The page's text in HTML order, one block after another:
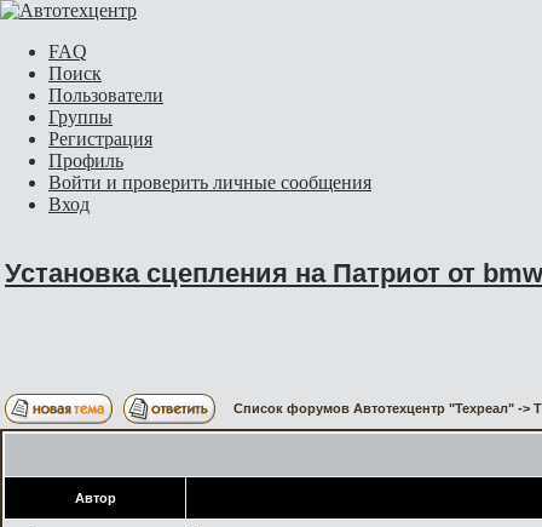
FAQ
Поиск
Пользователи
Группы
Регистрация
Профиль
Войти и проверить личные сообщения
Вход
Установка сцепления на Патриот от bmw
Список форумов Автотехцентр "Техреал" ->
Автор